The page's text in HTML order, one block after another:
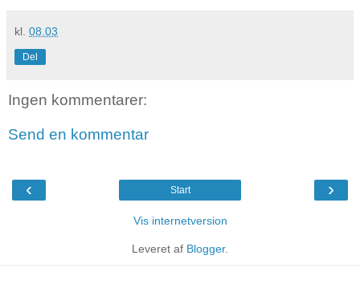
kl. 08.03
Del
Ingen kommentarer:
Send en kommentar
‹ ›
Start
Vis internetversion
Leveret af Blogger.